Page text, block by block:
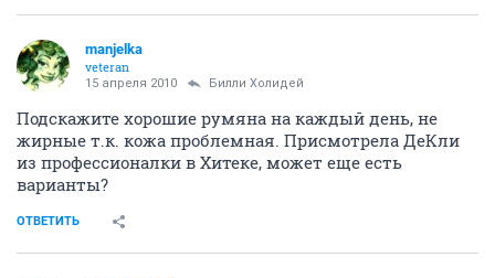
manjelka
veteran
15 апреля 2010 Билли Холидей
Подскажите хорошие румяна на каждый день, не
жирные т.к. кожа проблемная. Присмотрела ДеКли
из профессионалки в Хитеке, может еще есть
варианты?
ОТВЕТИТЬ